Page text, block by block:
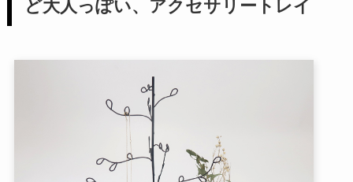
ど大人っぽい、アクセサリートレイ